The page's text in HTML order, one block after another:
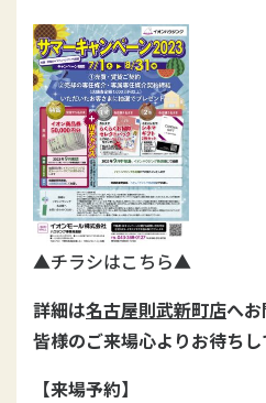
▲チラシはこちら▲
詳細は名古屋則武新町店へ
皆様のご来場心よりお待ち
【来場予約】